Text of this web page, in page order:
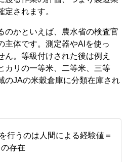
定されます。
のかといえば、農水省の検査官
主体です。測定器やAIを使っ
。等級付けされた後は例え
カリの一等米、二等米、三等
のJAの米穀倉庫に分類在庫され
行うのは人間による経験値＝
存在